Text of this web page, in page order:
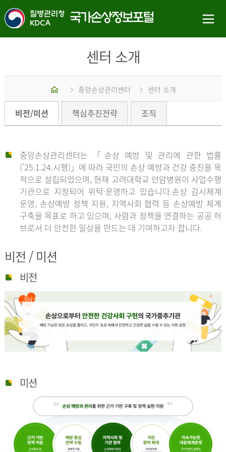
센터 소개
중앙손상관리센터 센터 소개
비전/미션 핵심추진전략 조직
중앙손상관리센터는 「손상 예방 및 관리에 관한 법률
(’25.1.24.시행)」에 따라 국민의 손상 예방과 건강 증진을 목
적으로 설립되었으며, 현재 고려대학교 안암병원이 사업수행
기관으로 지정되어 위탁·운영하고 있습니다.손상 감시체계
운영, 손상예방 정책 지원, 지역사회 협력 등 손상예방 체계
구축을 목표로 하고 있으며, 사람과 정책을 연결하는 공공 허
브로서 더 안전한 일상을 만드는 데 기여하고자 합니다.
비전 / 미션
비전
미션